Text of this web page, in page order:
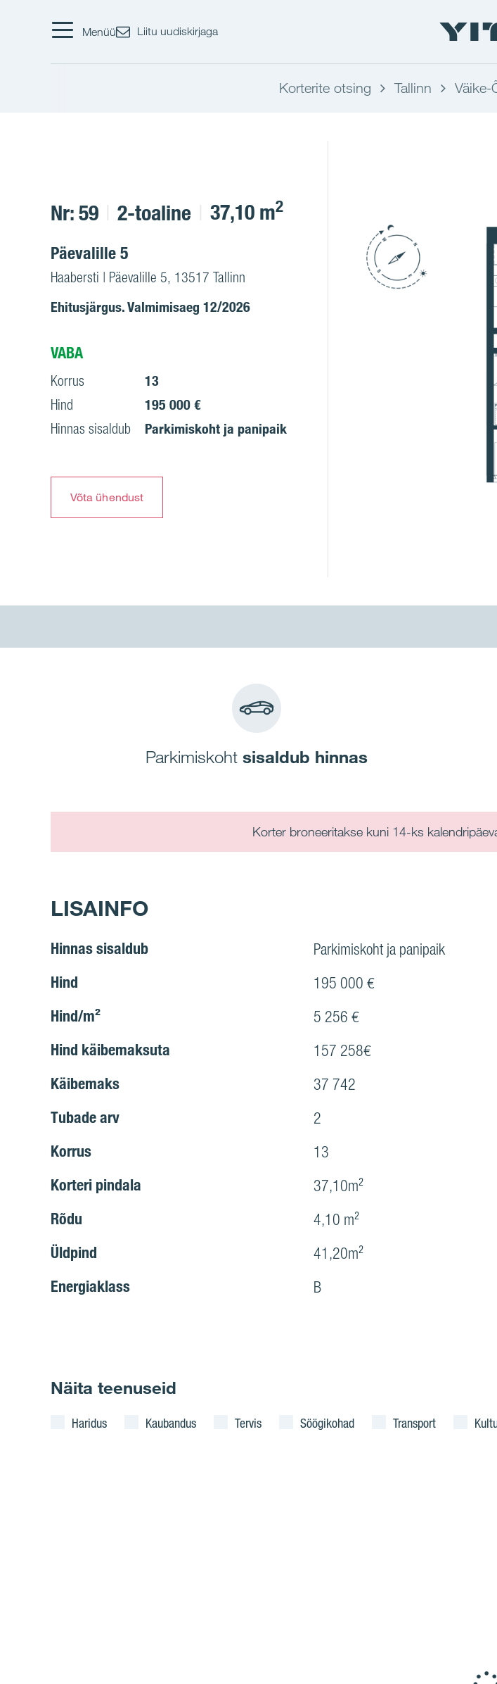
Menüü Liitu uudiskirjaga
Korterite otsing Tallinn Väike-
Nr: 59 2-toaline 37,10 m2
Päevalille 5
Haabersti | Päevalille 5, 13517 Tallinn
Ehitusjärgus. Valmimisaeg 12/2026
VABA
Korrus
13
Hind
195 000 €
Hinnas sisaldub
Parkimiskoht ja panipaik
Võta ühendust
Parkimiskoht sisaldub hinnas
Korter broneeritakse kuni 14-ks
LISAINFO
Hinnas sisaldub Parkimiskoht ja panipaik
Hind 195 000 €
Hind/m² 5 256 €
Hind käibemaksuta 157 258€
Käibemaks 37 742
Tubade arv 2
Korrus 13
Korteri pindala 37,10m²
Rõdu 4,10 m²
Üldpind 41,20m²
Energiaklass B
Näita teenuseid
Haridus Kaubandus Tervis Söögikohad Transport